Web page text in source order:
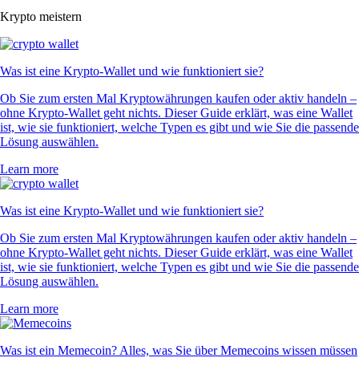
Krypto meistern
Was ist eine Krypto-Wallet und wie funktioniert sie?
Ob Sie zum ersten Mal Kryptowährungen kaufen oder aktiv handeln –
ohne Krypto-Wallet geht nichts. Dieser Guide erklärt, was eine Wallet
ist, wie sie funktioniert, welche Typen es gibt und wie Sie die passende
Lösung auswählen.
Learn more
Was ist eine Krypto-Wallet und wie funktioniert sie?
Ob Sie zum ersten Mal Kryptowährungen kaufen oder aktiv handeln –
ohne Krypto-Wallet geht nichts. Dieser Guide erklärt, was eine Wallet
ist, wie sie funktioniert, welche Typen es gibt und wie Sie die passende
Lösung auswählen.
Learn more
Was ist ein Memecoin? Alles, was Sie über Memecoins wissen müssen